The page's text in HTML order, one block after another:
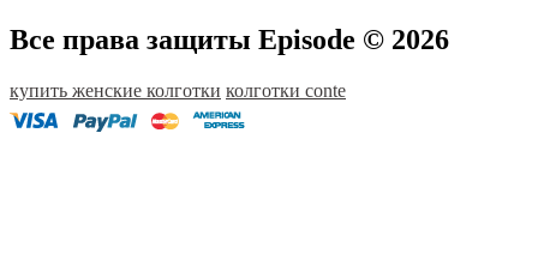
Все права защиты Episode © 2026
купить женские колготки колготки conte